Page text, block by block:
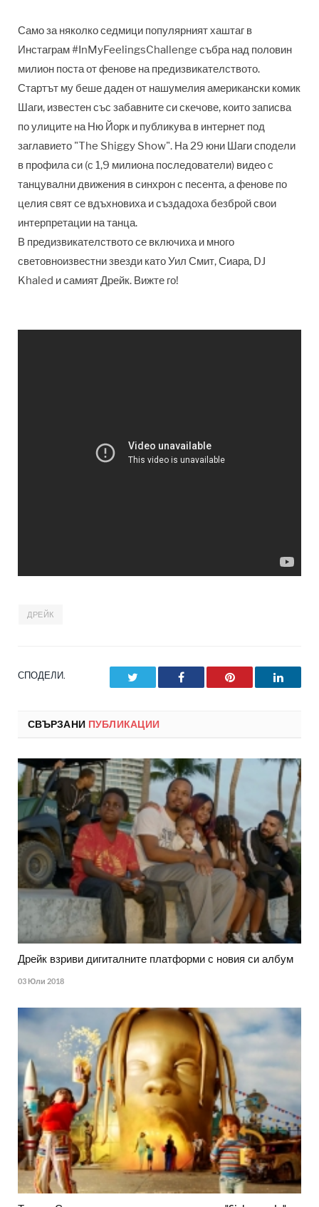
Само за няколко седмици популярният хаштаг в
Инстаграм #InMyFeelingsChallenge събра над половин
милион поста от фенове на предизвикателството.
Стартът му беше даден от нашумелия американски комик
Шаги, известен със забавните си скечове, които записва
по улиците на Ню Йорк и публикува в интернет под
заглавието "The Shiggy Show". На29 юни Шагисподели
в профила си (с 1,9 милиона последователи) видео с
танцувални движения в синхрон с песента, а фенове по
целия свят се вдъхновиха и създадоха безброй свои
интерпретации на танца.
В предизвикателството се включиха и много
световноизвестни звезди като Уил Смит, Сиара, DJ
Khaled и самият Дрейк. Вижте го!
ДРЕЙК
СПОДЕЛИ. Facebook Pinterest
СВЪРЗАНИ ПУБЛИКАЦИИ
Дрейк взриви дигиталните платформи с новия си албум
03 Юли 2018